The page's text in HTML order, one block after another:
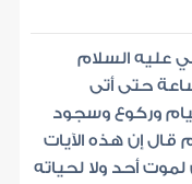
عليه السلام
حتى أتى
وركوع وسجود
قال إن هذه الآيات
أحد ولا لحياته